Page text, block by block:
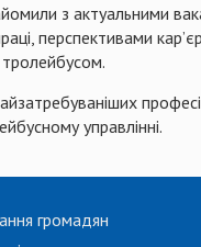
з актуальними
перспективами
управлінні.
громадян